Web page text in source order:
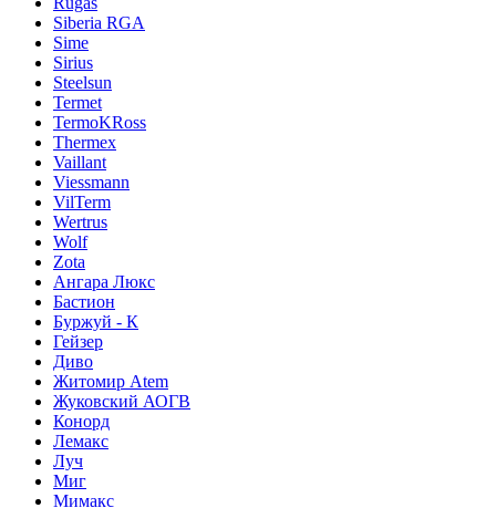
Siberia RGA
Sime
Sirius
Steelsun
Termet
TermoKRoss
Thermex
Vaillant
Viessmann
VilTerm
Wertrus
Wolf
Zota
Ангара Люкс
Бастион
Буржуй - К
Гейзер
Диво
Житомир Аtem
Жуковский АОГВ
Конорд
Лемакс
Луч
Миг
Мимакс